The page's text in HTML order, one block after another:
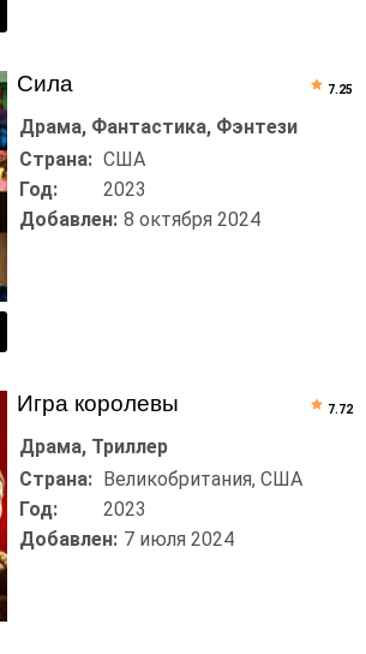
Сила
Драма, Фантастика, Фэнтези
Страна: США
Год:
2023
Добавлен: 8 октября 2024
7.25
Игра королевы
Драма, Триллер
Страна: Великобритания, США
Год:
2023
Добавлен: 7 июля 2024
7.72